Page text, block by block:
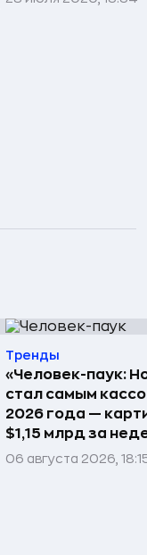
Тренды
«Человек-паук:
стал самым
2026 года —
$1,15 млрд за
06 августа 2026,